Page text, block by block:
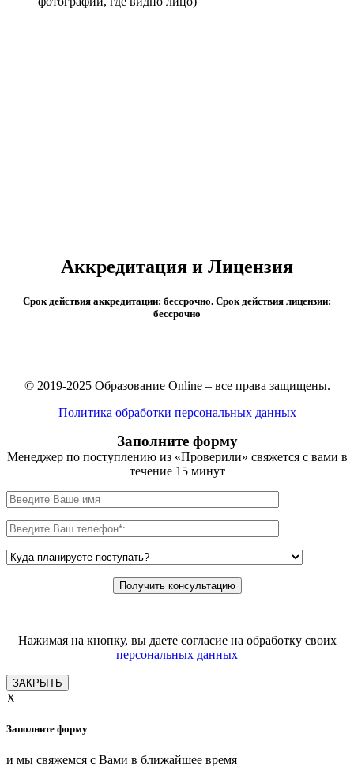
Аккредитация и Лицензия
Срок действия аккредитации: бессрочно. Срок действия лицензии:
бессрочно
© 2019-2025 Образование Online – все права защищены.
Политика обработки персональных данных
Заполните форму
Менеджер по поступлению из «Проверили» свяжется с вами в
течение 15 минут
Нажимая на кнопку, вы даете согласие на обработку своих
персональных данных
ЗАКРЫТЬ
X
Заполните форму
и мы свяжемся с Вами в ближайшее время